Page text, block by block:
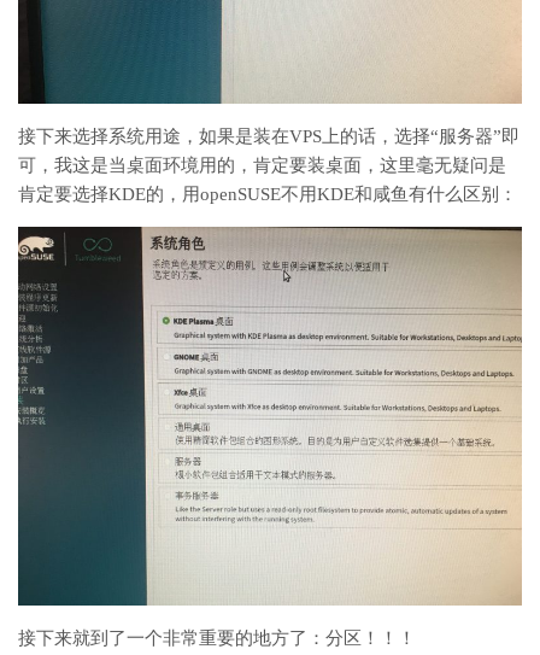
接下来选择系统用途，如果是装在VPS上的话，选择“服务器”即
可，我这是当桌面环境用的，肯定要装桌面，这里毫无疑问是
肯定要选择KDE的，用openSUSE不用KDE和咸鱼有什么区别：
接下来就到了一个非常重要的地方了：分区！！！